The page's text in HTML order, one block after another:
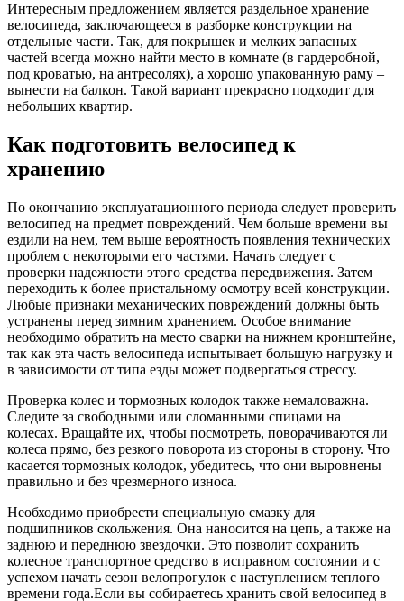
Интересным предложением является раздельное хранение
велосипеда, заключающееся в разборке конструкции на
отдельные части. Так, для покрышек и мелких запасных
частей всегда можно найти место в комнате (в гардеробной,
под кроватью, на антресолях), а хорошо упакованную раму –
вынести на балкон. Такой вариант прекрасно подходит для
небольших квартир.
Как подготовить велосипед к
хранению
По окончанию эксплуатационного периода следует проверить
велосипед на предмет повреждений. Чем больше времени вы
ездили на нем, тем выше вероятность появления технических
проблем с некоторыми его частями. Начать следует с
проверки надежности этого средства передвижения. Затем
переходить к более пристальному осмотру всей конструкции.
Любые признаки механических повреждений должны быть
устранены перед зимним хранением. Особое внимание
необходимо обратить на место сварки на нижнем кронштейне,
так как эта часть велосипеда испытывает большую нагрузку и
в зависимости от типа езды может подвергаться стрессу.
Проверка колес и тормозных колодок также немаловажна.
Следите за свободными или сломанными спицами на
колесах. Вращайте их, чтобы посмотреть, поворачиваются ли
колеса прямо, без резкого поворота из стороны в сторону. Что
касается тормозных колодок, убедитесь, что они выровнены
правильно и без чрезмерного износа.
Необходимо приобрести специальную смазку для
подшипников скольжения. Она наносится на цепь, а также на
заднюю и переднюю звездочки. Это позволит сохранить
колесное транспортное средство в исправном состоянии и с
успехом начать сезон велопрогулок с наступлением теплого
времени года.Если вы собираетесь хранить свой велосипед в